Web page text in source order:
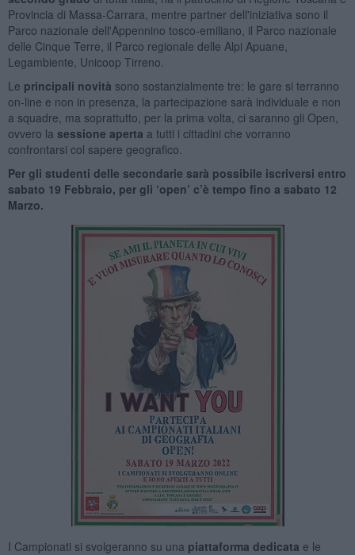
Provincia di Massa-Carrara, mentre partner dell'iniziativa sono il
Parco nazionale dell'Appennino tosco-emiliano, il Parco nazionale
delle Cinque Terre, il Parco regionale delle Alpi Apuane,
Legambiente, Unicoop Tirreno.
Le principali novità sono sostanzialmente tre: le gare si terranno
on-line e non in presenza, la partecipazione sarà individuale e non
a squadre, ma soprattutto, per la prima volta, ci saranno gli Open,
ovvero la sessione aperta a tutti i cittadini che vorranno
confrontarsi col sapere geografico.
Per gli studenti delle secondarie sarà possibile iscriversi entro
sabato 19 Febbraio, per gli ‘open’ c’è tempo fino a sabato 12
Marzo.
I Campionati si svolgeranno su una piattaforma dedicata e le